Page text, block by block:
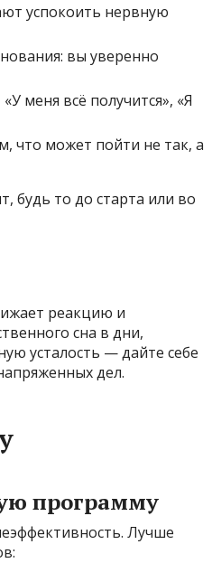
успокоить нервную
вы уверенно
меня всё получится», «Я
что может пойти не так, а
будь то до старта или во
реакцию и
сна в дни,
усталость — дайте себе
дел.
программу
Лучше